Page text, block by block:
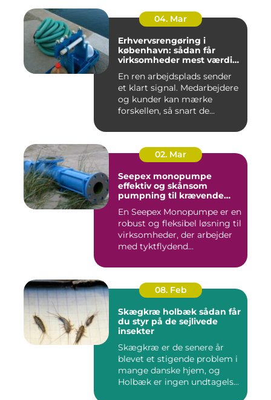
04. Mar
Erhvervsrengøring i
københavn: sådan får
virksomheder mest værdi
En ren arbejdsplads sender
et klart signal. Medarbejdere
og kunder kan mærke
forskellen, så snart de...
02. Mar
Seepex monopumpe
effektiv og skånsom
pumpning til krævende
En Seepex Monopumpe er en
robust og fleksibel løsning til
virksomheder, der arbejder
med tyktflydend...
08. Feb
Skægkræ holbæk sådan får
du styr på de sejlivede
insekter
Skægkræ er de senere år
blevet et stigende problem i
mange danske hjem, og
Holbæk er ingen undtagels...